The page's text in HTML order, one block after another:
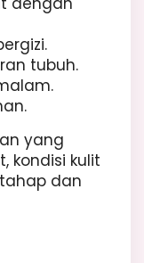
tubuh.
yang
kondisi kulit
dan